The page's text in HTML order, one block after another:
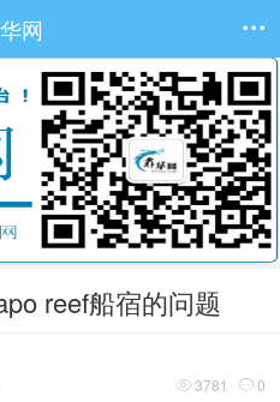
网 
reef船宿的问题
 3781  0